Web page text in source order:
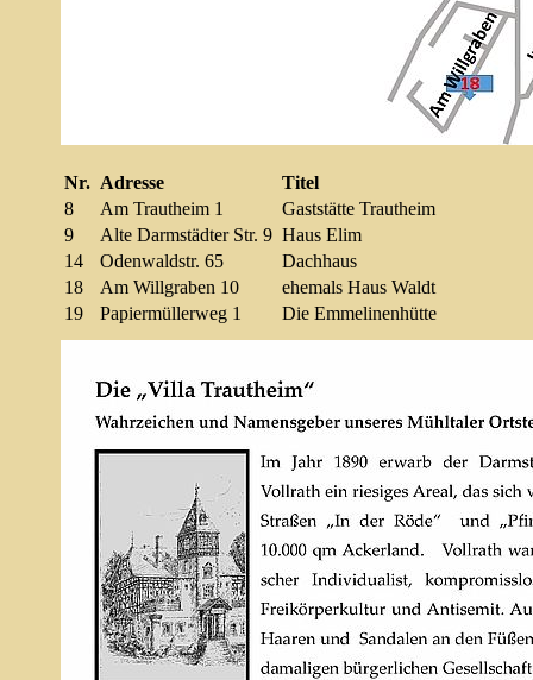
Nr. Adresse
Titel
8
Am Trautheim 1
Gaststätte Trautheim
9
Alte Darmstädter Str. 9 Haus Elim
14
Odenwaldstr. 65
Dachhaus
18
Am Willgraben 10
ehemals Haus Waldt
19
Papiermüllerweg 1 Die Emmelinenhütte